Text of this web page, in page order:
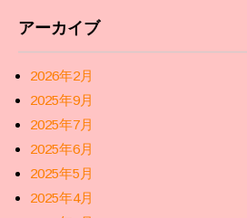
アーカイブ
2026年2月
2025年9月
2025年7月
2025年6月
2025年5月
2025年4月